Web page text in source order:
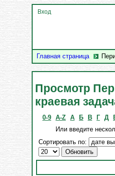
Главная страница
Вход
Просмотр
краевая
0-9 A-Z А Б В Г Д
Или введите
Сортировать по: